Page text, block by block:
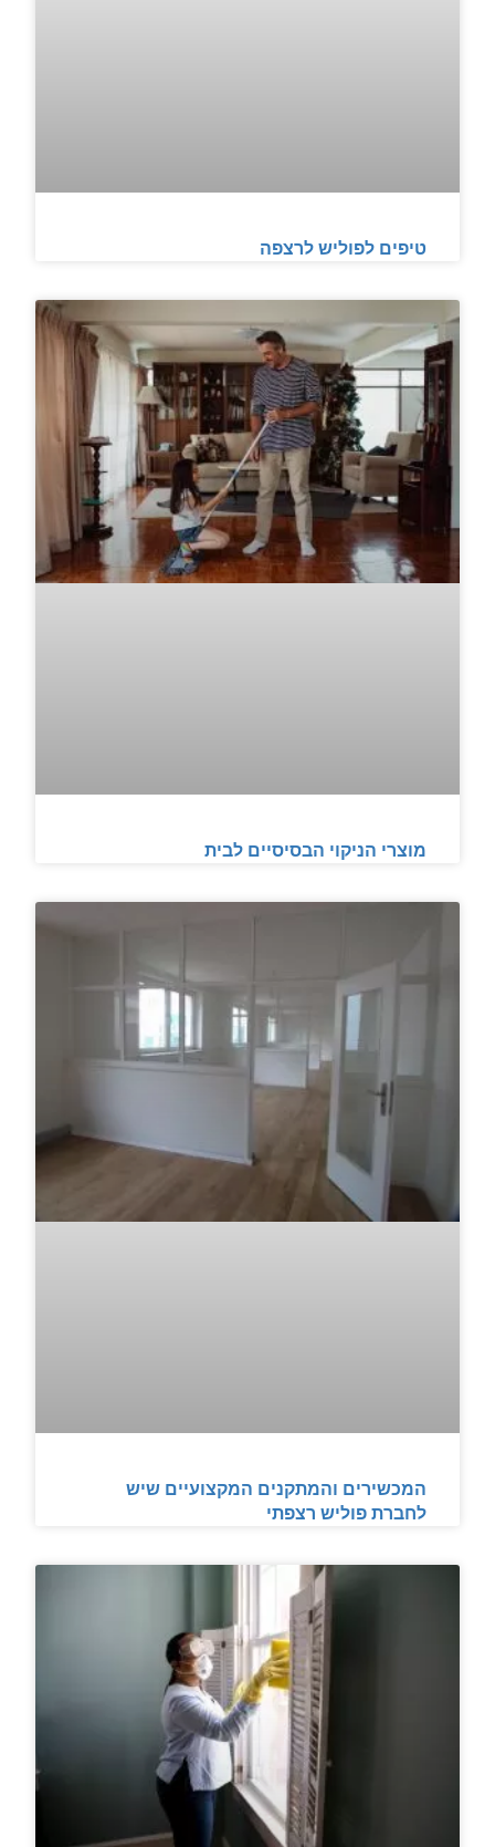
טיפים לפוליש לרצפה
מוצרי הניקוי הבסיסיים לבית
המכשירים והמתקנים המקצועיים שיש
לחברת פוליש רצפתי